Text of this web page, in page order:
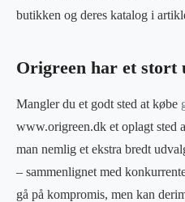
butikken og deres katalog i
Origreen har et stort
Mangler du et godt sted at købe
www.origreen.dk et oplagt sted
man nemlig et ekstra bredt
– sammenlignet med
gå på kompromis, men kan